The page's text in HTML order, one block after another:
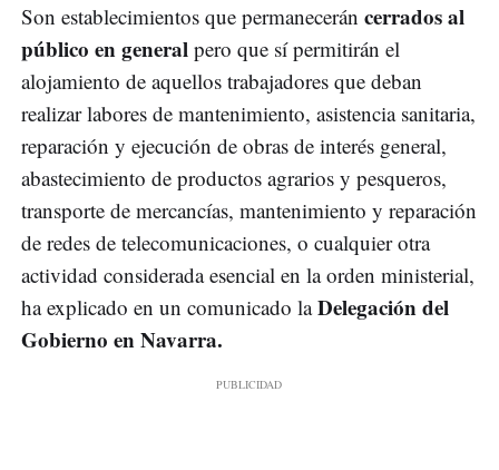
Son establecimientos que permanecerán cerrados al
público en general pero que sí permitirán el
alojamiento de aquellos trabajadores que deban
realizar labores de mantenimiento, asistencia sanitaria,
reparación y ejecución de obras de interés general,
abastecimiento de productos agrarios y pesqueros,
transporte de mercancías, mantenimiento y reparación
de redes de telecomunicaciones, o cualquier otra
actividad considerada esencial en la orden ministerial,
ha explicado en un comunicado laDelegación del
Gobierno en Navarra.